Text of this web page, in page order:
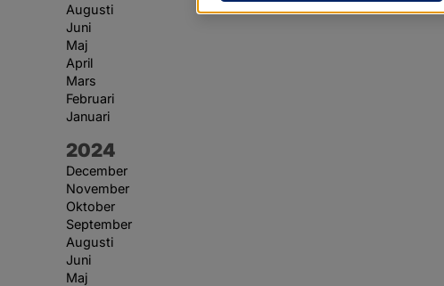
Augusti
Juni
Maj
April
Mars
Februari
Januari
År:
2024
December
November
Oktober
September
Augusti
Juni
Maj